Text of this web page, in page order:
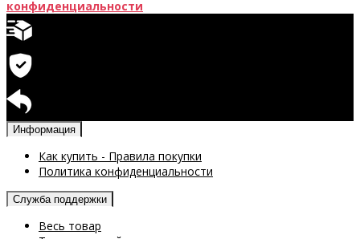
конфиденциальности
Информация
Как купить - Правила покупки
Политика конфиденциальности
Служба поддержки
Весь товар